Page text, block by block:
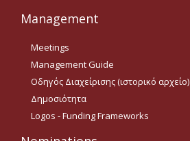
e-ΕΛΚΕ
Ηλεκτρονική
Παρακολούθηση Έργων
e-committee ELKE
Management
Meetings
Management Guide
Οδηγός Διαχείρισης (ιστορικό αρχείο)
Δημοσιότητα
Logos - Funding Frameworks